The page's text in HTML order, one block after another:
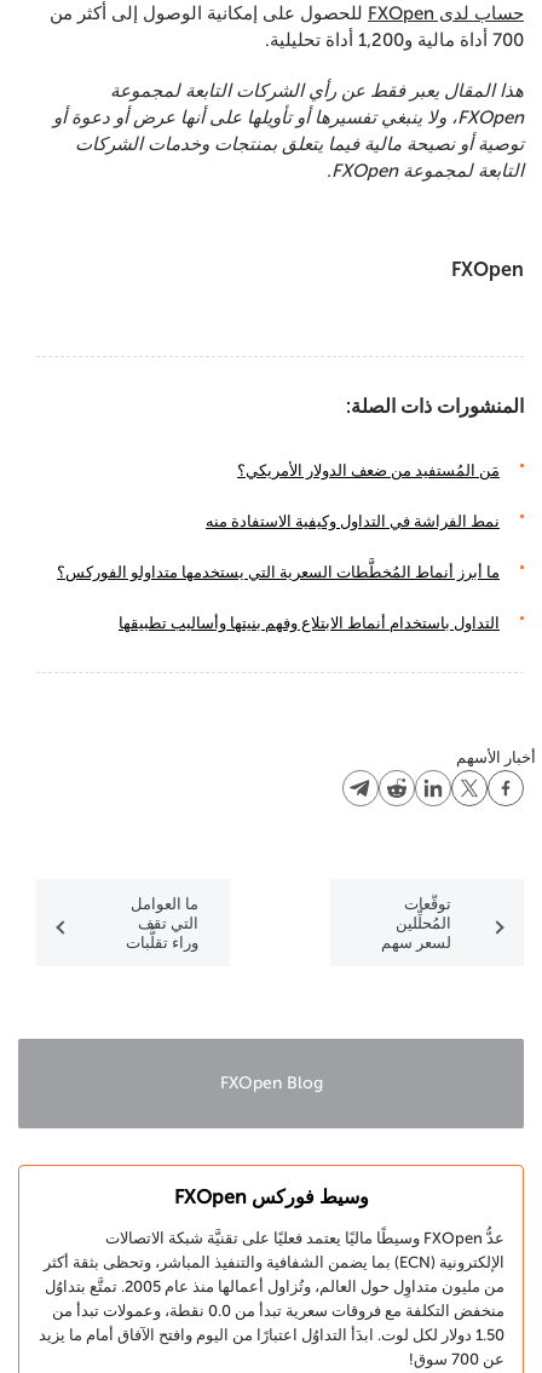
حساب لدى FXOpen
للحصول على إمكانية الوصول إلى أكثر من
700 أداة مالية و1,200 أداة تحليلية.
هذا المقال يعبر فقط عن رأي الشركات التابعة لمجموعة
FXOpen، ولا ينبغي تفسيرها أو تأويلها على أنها عرض أو دعوة أو
توصية أو نصيحة مالية فيما يتعلق بمنتجات وخدمات الشركات
التابعة لمجموعة FXOpen.
FXOpen
المنشورات ذات الصلة:
مَن المُستفيد من ضعف الدولار الأمريكي؟
نمط الفراشة في التداول وكيفية الاستفادة منه
ما أبرز أنماط المُخطَّطات السعرية التي يستخدمها متداولو الفوركس؟
التداول باستخدام أنماط الابتلاع وفهم بنيتها وأساليب تطبيقها
أخبار الأسهم
توقُّعات
المُحلِّلين
لسعر سهم
و2030 مع
ما العوامل
التي تقف
وراء تقلُّبات
FXOpen Blog
وسيط فوركس FXOpen
عدُّ FXOpen وسيطًا ماليًا يعتمد فعليًا على تقنيَّة شبكة الاتصالات
الإلكترونية (ECN) بما يضمن الشفافية والتنفيذ المباشر، وتحظى بثقة أكثر
من مليون متداوِل حول العالم، وتُزاول أعمالها منذ عام 2005. تمتَّع بتداوُل
منخفض التكلفة مع فروقات سعرية تبدأ من 0.0 نقطة، وعمولات تبدأ من
1.50 دولار لكل لوت. ابدَأ التداوُل اعتبارًا من اليوم وافتح الآفاق أمام ما يزيد
عن 700 سوق!